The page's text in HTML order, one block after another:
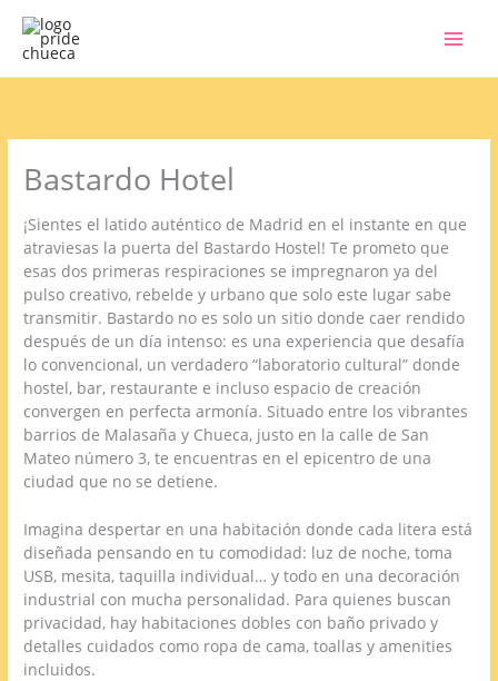
contenido
Bastardo Hotel
¡Sientes el latido auténtico de Madrid en el instante en que
atraviesas la puerta del Bastardo Hostel! Te prometo que
esas dos primeras respiraciones se impregnaron ya del
pulso creativo, rebelde y urbano que solo este lugar sabe
transmitir. Bastardo no es solo un sitio donde caer rendido
después de un día intenso: es una experiencia que desafía
lo convencional, un verdadero “laboratorio cultural” donde
hostel, bar, restaurante e incluso espacio de creación
convergen en perfecta armonía. Situado entre los vibrantes
barrios de Malasaña y Chueca, justo en la calle de San
Mateo número 3, te encuentras en el epicentro de una
ciudad que no se detiene.
Imagina despertar en una habitación donde cada litera está
diseñada pensando en tu comodidad: luz de noche, toma
USB, mesita, taquilla individual… y todo en una decoración
industrial con mucha personalidad. Para quienes buscan
privacidad, hay habitaciones dobles con baño privado y
detalles cuidados como ropa de cama, toallas y amenities
incluidos.